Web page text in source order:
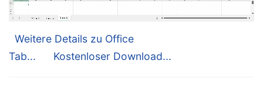
Weitere Details zu Office
Tab...
Kostenloser Download...